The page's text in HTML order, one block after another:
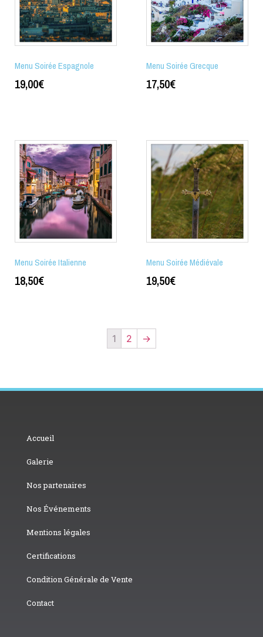
Menu Soirée Espagnole
19,00€
Menu Soirée Grecque
17,50€
Menu Soirée Italienne
18,50€
Menu Soirée Médiévale
19,50€
1 2 →
Accueil
Galerie
Nos partenaires
Nos Événements
Mentions légales
Certifications
Condition Générale de Vente
Contact